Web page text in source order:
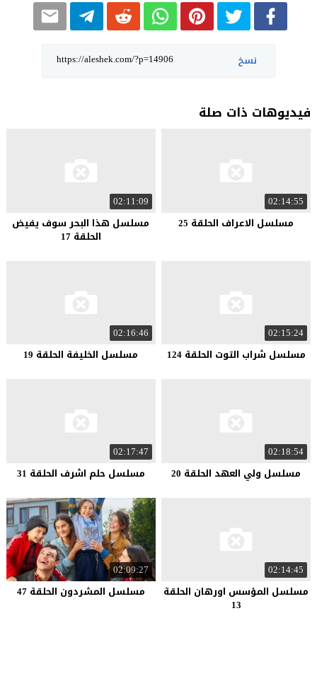
نسخ
فيديوهات ذات صلة
02:14:55
مسلسل الاعراف الحلقة 25
02:11:09
مسلسل هذا البحر سوف يفيض
الحلقة 17
02:15:24
مسلسل شراب التوت الحلقة 124
02:16:46
مسلسل الخليفة الحلقة 19
02:18:54
مسلسل ولي العهد الحلقة 20
02:17:47
مسلسل حلم اشرف الحلقة 31
02:14:45
مسلسل المؤسس اورهان الحلقة
13
02:09:27
مسلسل المشردون الحلقة 47